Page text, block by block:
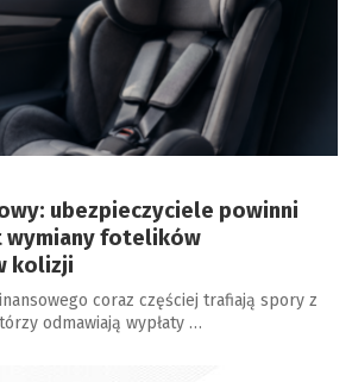
ubezpieczyciele powinni
wymiany fotelików
kolizji
coraz częściej trafiają spory z
odmawiają wypłaty …